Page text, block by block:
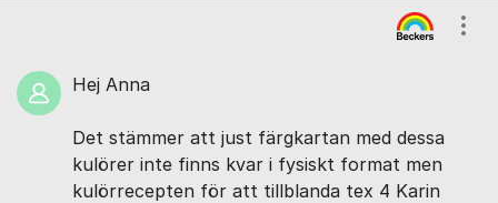
Hej Anna
Det stämmer att just färgkartan med dessa
kulörer inte finns kvar i fysiskt format men
kulörrecepten för att tillblanda tex 4 Karin